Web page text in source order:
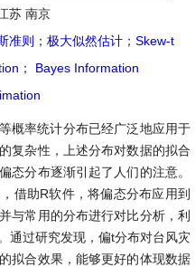
苏 南京
准则 ； 极大似然估计 ； Skew-t
；
Bayes Information
概率统计分布已经广泛地应用于
复杂性，上述分布对数据的拟合
态分布逐渐引起了人们的注意。
借助R软件，将偏态分布应用到
与常用的分布进行对比分析，利
通过研究发现，偏t分布对台风灾
拟合效果，能够更好的体现数据